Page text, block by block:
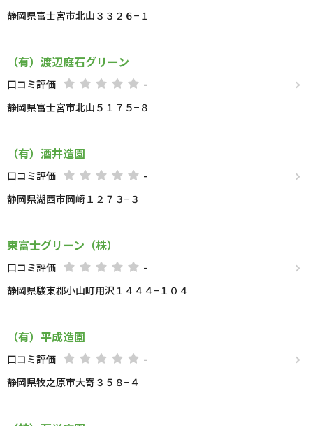
静岡県富士宮市北山３３２６−１
（有）渡辺庭石グリーン
口コミ評価
-
静岡県富士宮市北山５１７５−８
（有）酒井造園
口コミ評価
-
静岡県湖西市岡崎１２７３−３
東富士グリーン（株）
口コミ評価
-
静岡県駿東郡小山町用沢１４４４−１０４
（有）平成造園
口コミ評価
-
静岡県牧之原市大寄３５８−４